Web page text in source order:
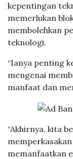
kepentingan
memerlukan
membolehkan
teknologi.
“Ianya penting
mengenai
manfaat dan
“Akhirnya, kita
memanfaatkan